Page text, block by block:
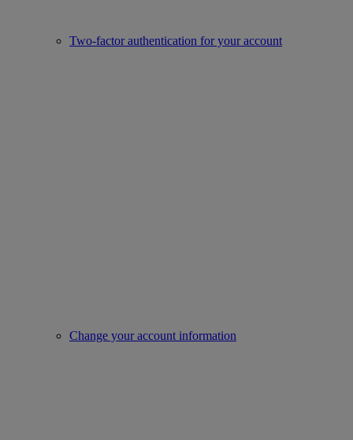
Two-factor authentication for your account
Change your account information